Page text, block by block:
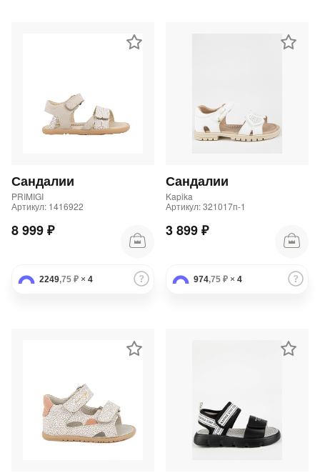
Сандалии
PRIMIGI
Артикул: 1416922
8 999 ₽
2249,75 ₽ × 4
Сандалии
Kapika
Артикул: 321017п-1
3 899 ₽
974,75 ₽ × 4